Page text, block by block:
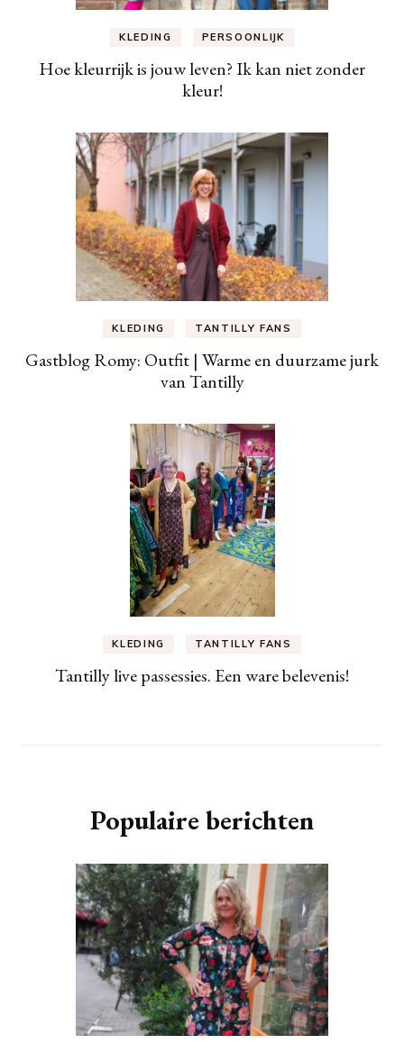
KLEDING PERSOONLIJK
Hoe kleurrijk is jouw leven? Ik kan niet zonder
kleur!
KLEDING TANTILLY FANS
Gastblog Romy: Outfit | Warme en duurzame jurk
van Tantilly
KLEDING TANTILLY FANS
Tantilly live passessies. Een ware belevenis!
Populaire berichten